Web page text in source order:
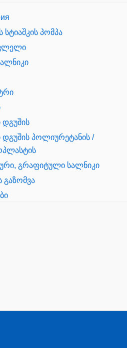
სტიაშკის პომპა
დგუშის
დგუშის პოლიურეტანის /
გრაფიტული სალნიკი
გაზომვა
რგოლი